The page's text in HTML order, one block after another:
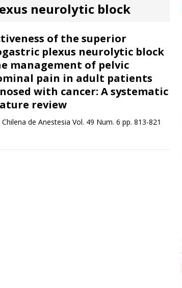
neurolytic block
of the superior
plexus neurolytic block
management of pelvic
pain in adult patients
with cancer: A systematic
review
Chilena de Anestesia Vol. 49 Num. 6 pp. 813-821